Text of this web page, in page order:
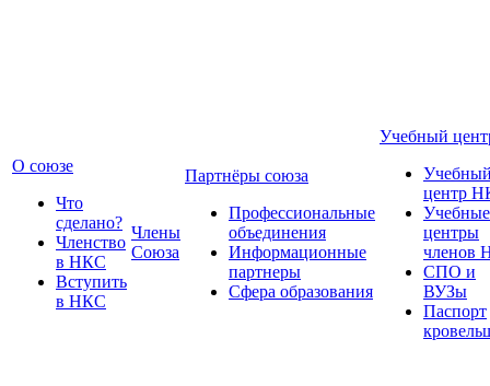
О союзе
Что
сделано?
Членство
в НКС
Вступить
в НКС
Члены
Союза
Партнёры союза
Профессиональные
объединения
Информационные
партнеры
Сфера образования
Учебный
центр
Учебные
центры
членов
СПО и
ВУЗы
Паспорт